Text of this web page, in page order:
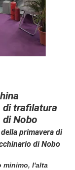
di trafilatura
Nobo
primavera di
di Nobo
minimo, l'alta